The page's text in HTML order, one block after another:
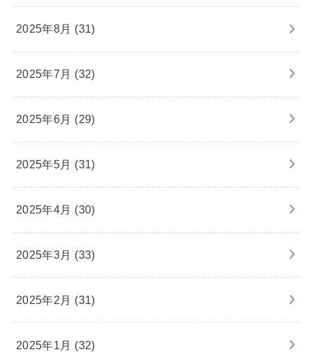
2025年8月 (31)
2025年7月 (32)
2025年6月 (29)
2025年5月 (31)
2025年4月 (30)
2025年3月 (33)
2025年2月 (31)
2025年1月 (32)